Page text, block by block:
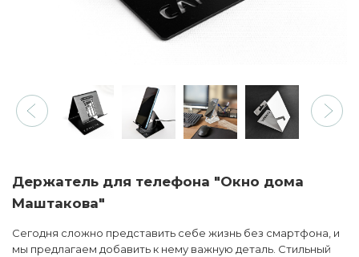
Держатель для телефона "Окно дома
Маштакова"
Сегодня сложно представить себе жизнь без смартфона, и
мы предлагаем добавить к нему важную деталь. Стильный